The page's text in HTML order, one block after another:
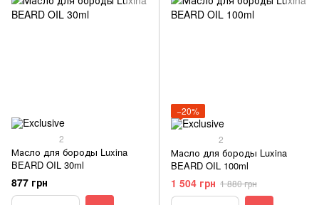
2
Масло для бороды Luxina
BEARD OIL 30ml
877 грн
−20%
2
Масло для бороды Luxina
BEARD OIL 100ml
1 504 грн 1 880 грн